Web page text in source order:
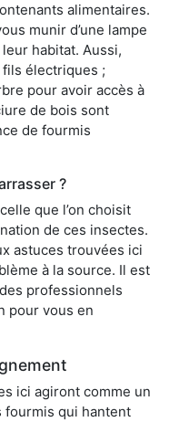
alimentaires.
munir d’une lampe
habitat. Aussi,
électriques ;
pour avoir accès à
de bois sont
de fourmis
?
que l’on choisit
de ces insectes.
astuces trouvées ici
à la source. Il est
professionnels
pour vous en
ici agiront comme un
fourmis qui hantent